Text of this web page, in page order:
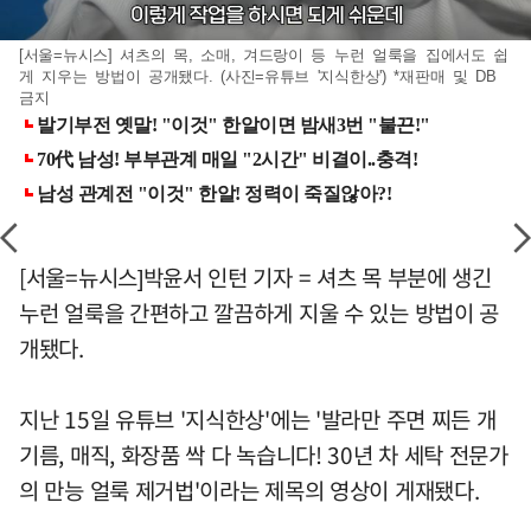
[서울=뉴시스] 셔츠의 목, 소매, 겨드랑이 등 누런 얼룩을 집에서도 쉽
게 지우는 방법이 공개됐다. (사진=유튜브 '지식한상') *재판매 및 DB
금지
[서울=뉴시스]박윤서 인턴 기자 = 셔츠 목 부분에 생긴
누런 얼룩을 간편하고 깔끔하게 지울 수 있는 방법이 공
개됐다.
지난 15일 유튜브 '지식한상'에는 '발라만 주면 찌든 개
기름, 매직, 화장품 싹 다 녹습니다! 30년 차 세탁 전문가
의 만능 얼룩 제거법'이라는 제목의 영상이 게재됐다.